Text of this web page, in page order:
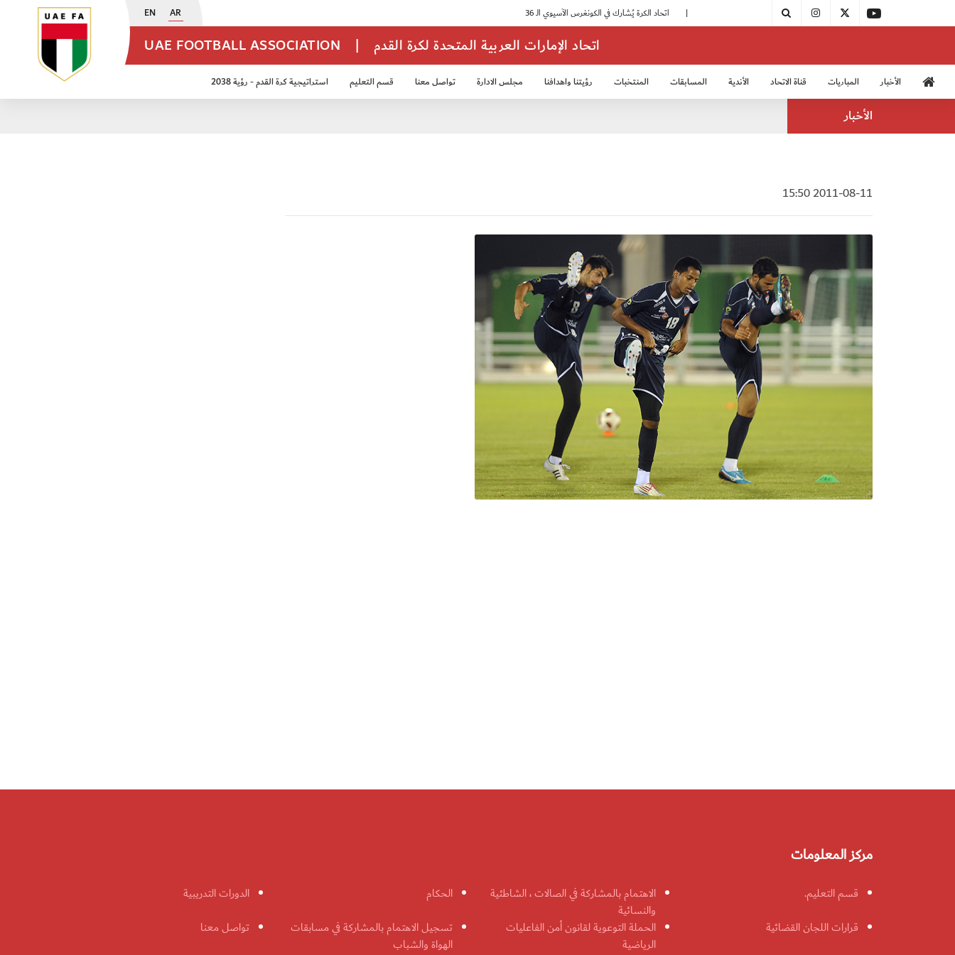
EN AR |
UAE FOOTBALL ASSOCIATION | اتحاد الإمارات العربية المتحدة لكرة القدم
الأخبار المباريات قناة الاتحاد الأندية المسابقات المنتخبات رؤيتنا واهدافنا مجلس الادارة تواصل معنا قسم التعليم استراتيجية كرة القدم - رؤية 2038
الأخبار
2011-08-11 15:50
مركز المعلومات
قسم التعليم.
الاهتمام بالمشاركة في الصالات ، الشاطئية
والنسائية
الحكام
الدورات التدريبية
قرارات اللجان القضائية
الحملة التوعوية لقانون أمن الفاعليات
الرياضية
تسجيل الاهتمام بالمشاركة في مسابقات
الهواة والشباب
تواصل معنا